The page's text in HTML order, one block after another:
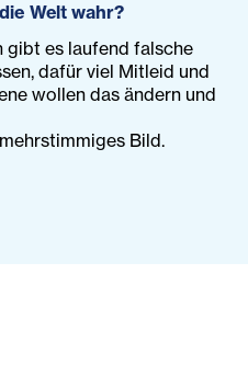
Welt wahr?
gibt es laufend falsche
dafür viel Mitleid und
wollen das ändern und
Bild.